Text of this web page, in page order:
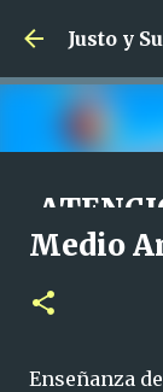
Justo y
SIN
EMPRENDEDORAS
Medio
Enseñanza